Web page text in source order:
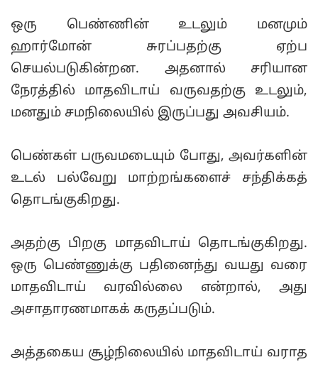
ஒரு பெண்ணின் உடலும் மனமும்
ஹார்மோன் சுரப்பதற்கு ஏற்ப
செயல்படுகின்றன. அதனால் சரியான
நேரத்தில் மாதவிடாய் வருவதற்கு உடலும்,
மனதும் சமநிலையில் இருப்பது அவசியம்.
பெண்கள் பருவமடையும் போது, ​​அவர்களின்
உடல் பல்வேறு மாற்றங்களைச் சந்திக்கத்
தொடங்குகிறது.
அதற்கு பிறகு மாதவிடாய் தொடங்குகிறது.
ஒரு பெண்ணுக்கு பதினைந்து வயது வரை
மாதவிடாய் வரவில்லை என்றால், அது
அசாதாரணமாகக் கருதப்படும்.
அத்தகைய சூழ்நிலையில் மாதவிடாய் வராத